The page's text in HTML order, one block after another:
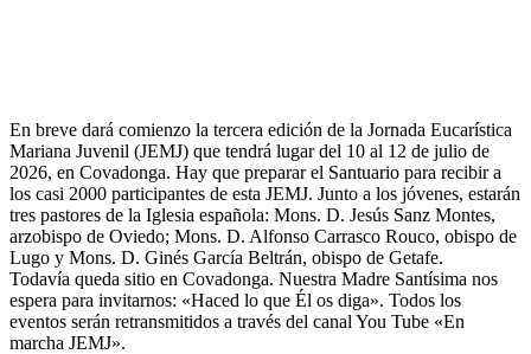
En breve dará comienzo la tercera edición de la Jornada Eucarística
Mariana Juvenil (JEMJ) que tendrá lugar del 10 al 12 de julio de
2026, en Covadonga. Hay que preparar el Santuario para recibir a
los casi 2000 participantes de esta JEMJ. Junto a los jóvenes, estarán
tres pastores de la Iglesia española: Mons. D. Jesús Sanz Montes,
arzobispo de Oviedo; Mons. D. Alfonso Carrasco Rouco, obispo de
Lugo y Mons. D. Ginés García Beltrán, obispo de Getafe.
Todavía queda sitio en Covadonga. Nuestra Madre Santísima nos
espera para invitarnos: «Haced lo que Él os diga». Todos los
eventos serán retransmitidos a través del canal You Tube «En
marcha JEMJ».